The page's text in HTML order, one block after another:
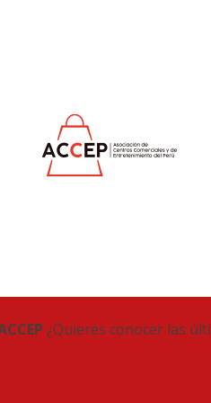
¿Quieres conocer las